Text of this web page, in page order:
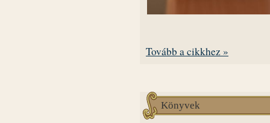
Tovább a cikkhez »
Könyvek